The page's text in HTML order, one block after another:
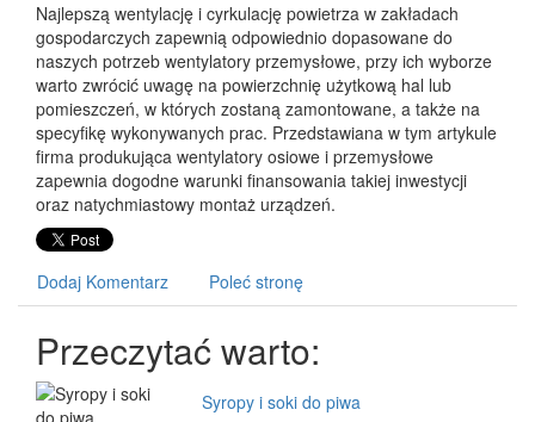
Najlepszą wentylację i cyrkulację powietrza w zakładach
gospodarczych zapewnią odpowiednio dopasowane do
naszych potrzeb wentylatory przemysłowe, przy ich wyborze
warto zwrócić uwagę na powierzchnię użytkową hal lub
pomieszczeń, w których zostaną zamontowane, a także na
specyfikę wykonywanych prac. Przedstawiana w tym artykule
firma produkująca wentylatory osiowe i przemysłowe
zapewnia dogodne warunki finansowania takiej inwestycji
oraz natychmiastowy montaż urządzeń.
Dodaj Komentarz Poleć stronę
Przeczytać warto:
Syropy i soki do piwa